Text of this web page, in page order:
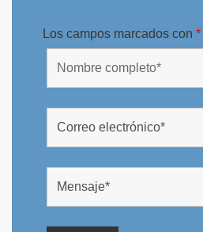
Los campos marcados con *